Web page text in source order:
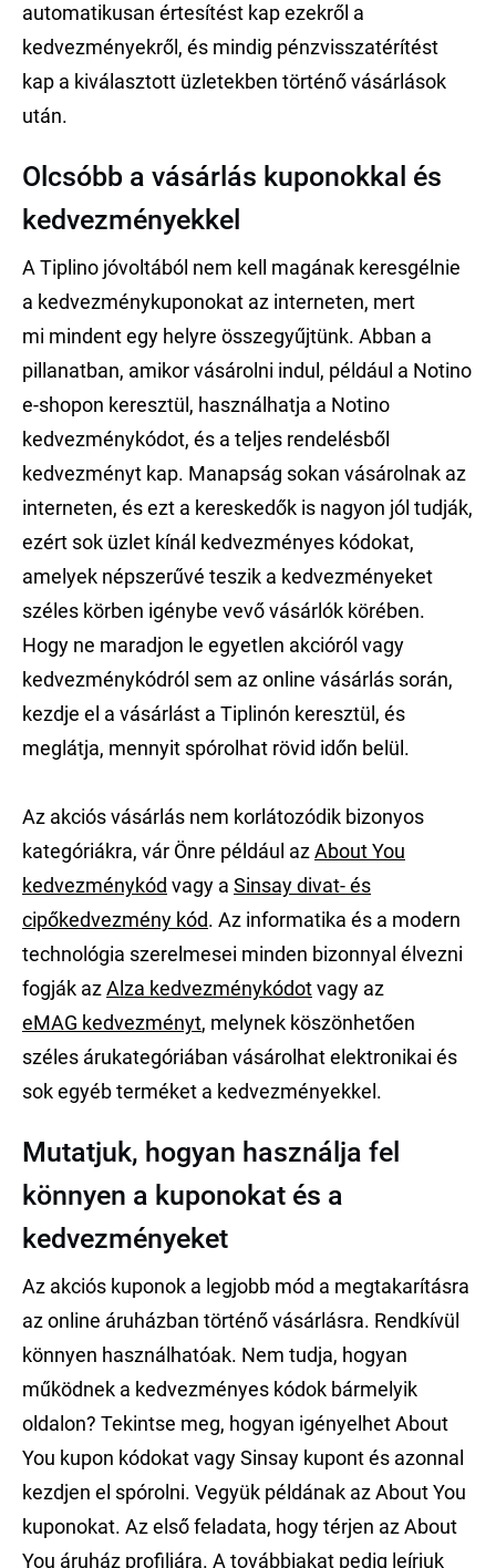
automatikusan értesítést kap ezekről a
kedvezményekről, és mindig pénzvisszatérítést
kap a kiválasztott üzletekben történő vásárlások
után.
Olcsóbb a vásárlás kuponokkal és
kedvezményekkel
A Tiplino jóvoltából nem kell magának keresgélnie
a kedvezménykuponokat az interneten, mert
mi mindent egy helyre összegyűjtünk. Abban a
pillanatban, amikor vásárolni indul, például a Notino
e-shopon keresztül, használhatja a Notino
kedvezménykódot, és a teljes rendelésből
kedvezményt kap. Manapság sokan vásárolnak az
interneten, és ezt a kereskedők is nagyon jól tudják,
ezért sok üzlet kínál kedvezményes kódokat,
amelyek népszerűvé teszik a kedvezményeket
széles körben igénybe vevő vásárlók körében.
Hogy ne maradjon le egyetlen akcióról vagy
kedvezménykódról sem az online vásárlás során,
kezdje el a vásárlást a Tiplinón keresztül, és
meglátja, mennyit spórolhat rövid időn belül.
Az akciós vásárlás nem korlátozódik bizonyos
kategóriákra, vár Önre például azAbout You
kedvezménykód vagy a Sinsay divat- és
cipőkedvezmény kód. Az informatika és a modern
technológia szerelmesei minden bizonnyal élvezni
fogják azAlza kedvezménykódotvagy az
eMAG kedvezményt, melynek köszönhetően
széles árukategóriában vásárolhat elektronikai és
sok egyéb terméket a kedvezményekkel.
Mutatjuk, hogyan használja fel
könnyen a kuponokat és a
kedvezményeket
Az akciós kuponok a legjobb mód a megtakarításra
az online áruházban történő vásárlásra. Rendkívül
könnyen használhatóak. Nem tudja, hogyan
működnek a kedvezményes kódok bármelyik
oldalon? Tekintse meg, hogyan igényelhet About
You kupon kódokat vagy Sinsay kupont és azonnal
kezdjen el spórolni. Vegyük példának az About You
kuponokat. Az első feladata, hogy térjen az About
You áruház profiljára. A továbbiakat pedig leírjuk